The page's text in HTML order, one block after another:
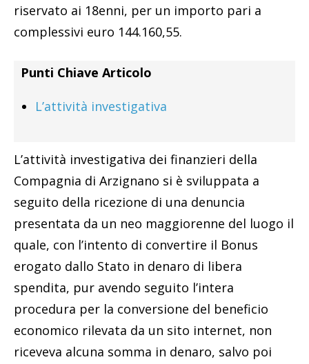
riservato ai 18enni, per un importo pari a
complessivi euro 144.160,55.
Punti Chiave Articolo
L’attività investigativa
L’attività investigativa dei finanzieri della
Compagnia di Arzignano si è sviluppata a
seguito della ricezione di una denuncia
presentata da un neo maggiorenne del luogo il
quale, con l’intento di convertire il Bonus
erogato dallo Stato in denaro di libera
spendita, pur avendo seguito l’intera
procedura per la conversione del beneficio
economico rilevata da un sito internet, non
riceveva alcuna somma in denaro, salvo poi